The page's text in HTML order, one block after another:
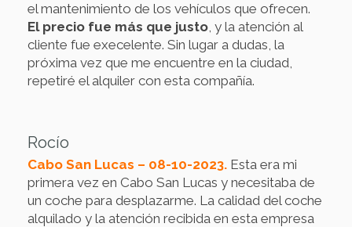
el mantenimiento de los vehículos que ofrecen.
El precio fue más que justo, y la atención al
cliente fue execelente. Sin lugar a dudas, la
próxima vez que me encuentre en la ciudad,
repetiré el alquiler con esta compañía.
Rocío
Cabo San Lucas – 08-10-2023. Esta era mi
primera vez en Cabo San Lucas y necesitaba de
un coche para desplazarme. La calidad del coche
alquilado y la atención recibida en esta empresa